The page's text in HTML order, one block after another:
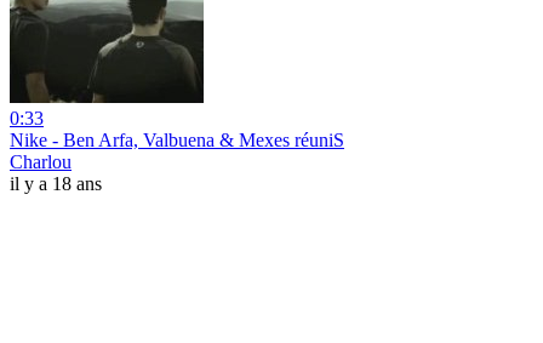
0:33
Nike - Ben Arfa, Valbuena & Mexes réuniS
Charlou
il y a 18 ans